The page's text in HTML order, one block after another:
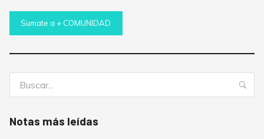
Sumate a + COMUNIDAD
Notas más leídas